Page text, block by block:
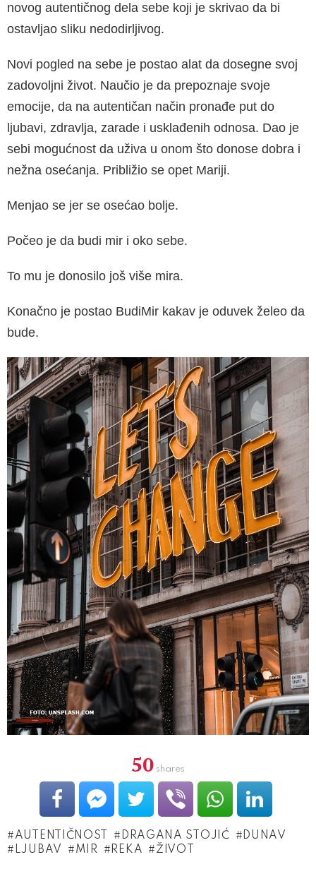
novog autentičnog dela sebe koji je skrivao da bi
ostavljao sliku nedodirljivog.
Novi pogled na sebe je postao alat da dosegne svoj
zadovoljni život. Naučio je da prepoznaje svoje
emocije, da na autentičan način pronađe put do
ljubavi, zdravlja, zarade i usklađenih odnosa. Dao je
sebi mogućnost da uživa u onom što donose dobra i
nežna osećanja. Približio se opet Mariji.
Menjao se jer se osećao bolje.
Počeo je da budi mir i oko sebe.
To mu je donosilo još više mira.
Konačno je postao BudiMir kakav je oduvek želeo da
bude.
50 shares
AUTENTIČNOST DRAGANA STOJIĆ
DUNAV
LJUBAV
MIR REKA ŽIVOT